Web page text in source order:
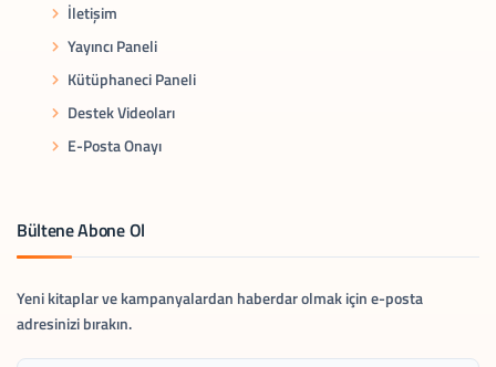
İletişim
Yayıncı Paneli
Kütüphaneci Paneli
Destek Videoları
E-Posta Onayı
Bültene Abone Ol
Yeni kitaplar ve kampanyalardan haberdar olmak için e-posta
adresinizi bırakın.